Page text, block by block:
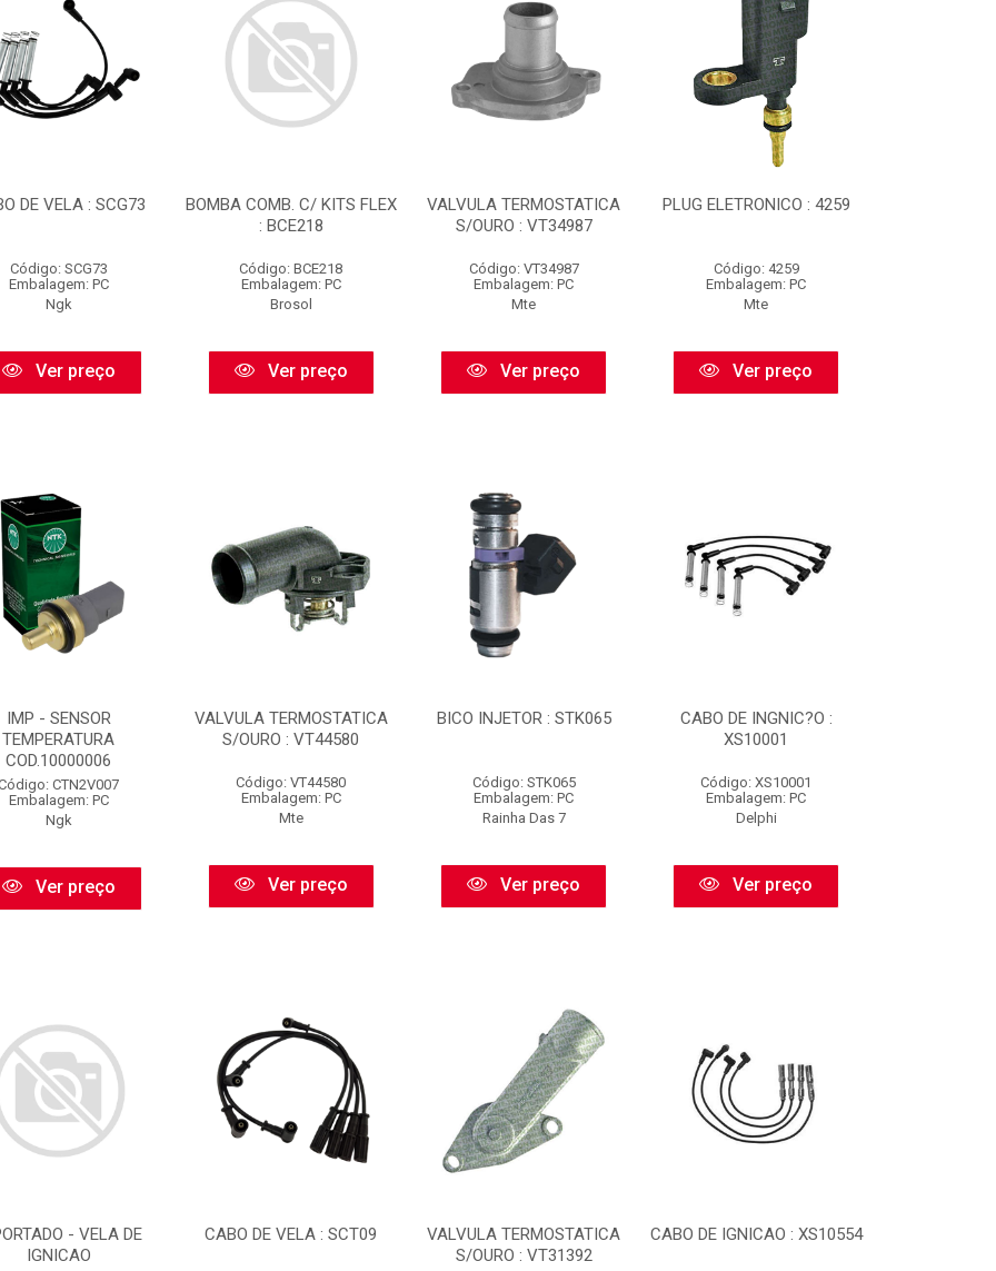
DE VELA : SCG73
Código: SCG73
Embalagem: PC
Ngk
Ver preço
BOMBA COMB. C/ KITS FLEX
: BCE218
Código: BCE218
Embalagem: PC
Brosol
Ver preço
VALVULA TERMOSTATICA
S/OURO : VT34987
Código: VT34987
Embalagem: PC
Mte
Ver preço
PLUG ELETRONICO : 4259
Código: 4259
Embalagem: PC
Mte
Ver preço
IMP - SENSOR
TEMPERATURA
COD.10000006
CTN2V007
Embalagem: PC
Ngk
Ver preço
VALVULA TERMOSTATICA
S/OURO : VT44580
Código: VT44580
Embalagem: PC
Mte
Ver preço
BICO INJETOR : STK065
Código: STK065
Embalagem: PC
Rainha Das 7
Ver preço
CABO DE INGNIC?O :
XS10001
Código: XS10001
Embalagem: PC
Delphi
Ver preço
- VELA DE
IGNICAO
CABO DE VELA : SCT09
VALVULA TERMOSTATICA
S/OURO : VT31392
CABO DE IGNICAO : XS10554